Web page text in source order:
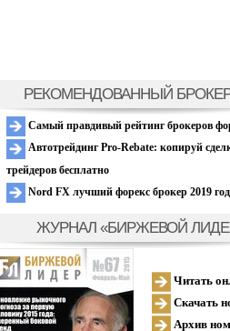
РЕКОМЕНДОВАННЫЙ
Самый правдивый рейтинг брокеров
Автотрейдинг Pro-Rebate: копируй
трейдеров бесплатно
Nord FX лучший форекс брокер 2019
ЖУРНАЛ «БИРЖЕВОЙ
Читать
Скачать
Архив